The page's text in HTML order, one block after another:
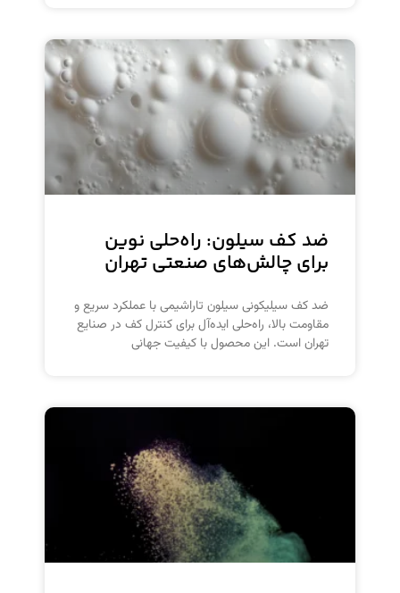
ضد کف سیلون: راه‌حلی نوین
برای چالش‌های صنعتی تهران
ضد کف سیلیکونی سیلون تاراشیمی با عملکرد سریع و
مقاومت بالا، راه‌حلی ایده‌آل برای کنترل کف در صنایع
تهران است. این محصول با کیفیت جهانی